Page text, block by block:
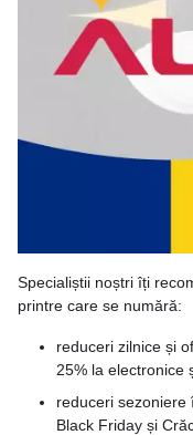
Specialiștii noștri îți
printre care se numără:
reduceri zilnice și
25% la electronice
reduceri sezoniere
Black Friday și